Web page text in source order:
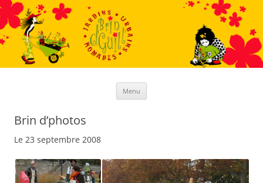
Menu
Brin d’photos
Le 23 septembre 2008